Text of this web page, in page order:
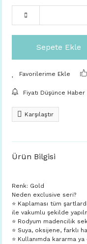
Sepete Ekle
Fiyatı Düşünce Haber
Karşılaştır
Ürün Bilgisi
Renk: Gold
Neden exclusive seri?
⭐️ Kaplaması tüm
ile vakumlu şekilde
⭐️ Rodyum madencilik
⭐️ Suya, oksijene, farklı
⭐️ Kullanımda kararma